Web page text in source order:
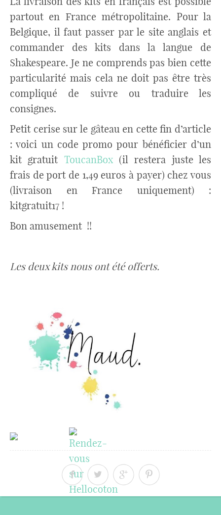
partout en France métropolitaine. Pour la
Belgique, il faut passer par le site anglais et
commander des kits dans la langue de
Shakespeare. Je ne comprends pas bien cette
particularité mais cela ne doit pas être très
compliqué de suivre ou traduire les
consignes.
Petit cerise sur le gâteau en cette fin d’article
: voici un code promo pour bénéficier d’un
kit gratuit ToucanBox(il restera juste les
frais de port de 1,49 euros à payer) chez vous
(livraison en France uniquement) :
kitgratuit17 !
Bon amusement !!
Les deux kits nous ont été offerts.